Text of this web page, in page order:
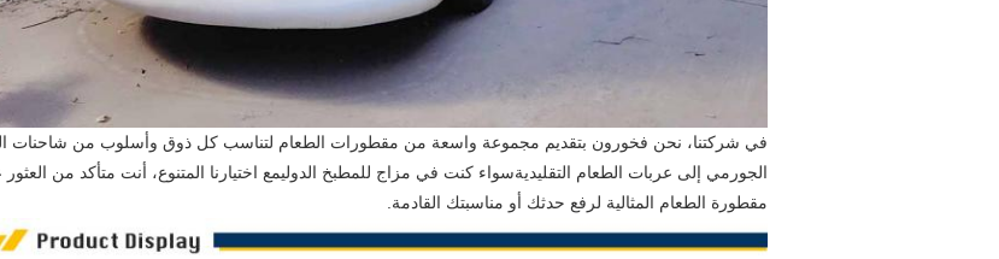
في شركتنا، نحن فخورون بتقديم مجموعة واسعة من مقطورات الطعام لتناسب كل ذوق وأسلوب من شاحنات
الجورمي إلى عربات الطعام التقليديةسواء كنت في مزاج للمطبخ الدوليمع اختيارنا المتنوع، أنت متأكد من
مقطورة الطعام المثالية لرفع حدثك أو مناسبتك القادمة.